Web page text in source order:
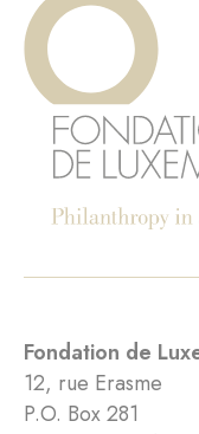
Fondation de
12, rue Erasme
P.O. Box 281